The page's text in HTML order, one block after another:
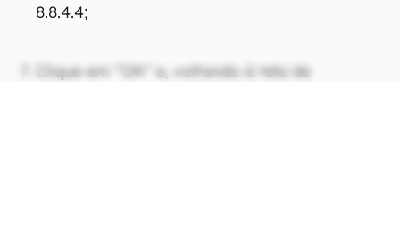
8.8.4.4;
Clique em “OK" e, voltando à tela de